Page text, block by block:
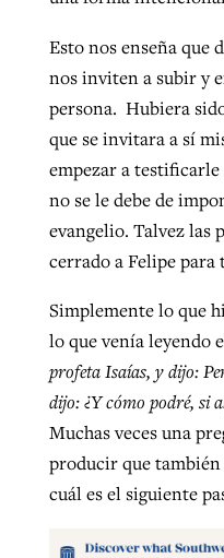
Esto nos enseña que
nos inviten a subir y
persona. Hubiera
que se invitara a sí
empezar a
no se le debe de
evangelio. Talvez las
cerrado a Felipe
Simplemente lo que
lo que venía leyendo
profeta Isaías, y dijo:
dijo: ¿Y cómo podré, si
Muchas veces una
producir que también
cuál es el siguiente